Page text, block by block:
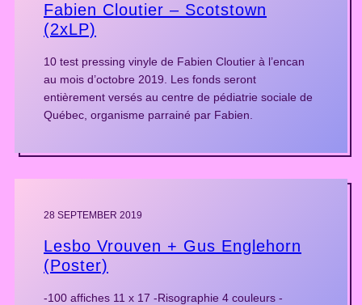
Fabien Cloutier – Scotstown
(2xLP)
10 test pressing vinyle de Fabien Cloutier à l’encan
au mois d’octobre 2019. Les fonds seront
entièrement versés au centre de pédiatrie sociale de
Québec, organisme parrainé par Fabien.
28 SEPTEMBER 2019
Lesbo Vrouven + Gus Englehorn
(Poster)
-100 affiches 11 x 17 -Risographie 4 couleurs -